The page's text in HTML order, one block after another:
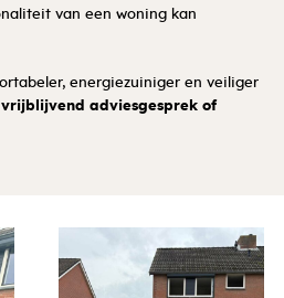
van een woning kan
energiezuiniger en veiliger
adviesgesprek of